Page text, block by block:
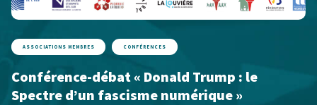
ASSOCIATIONS MEMBRES CONFÉRENCES
Conférence-débat « Donald Trump : le
Spectre d’un fascisme numérique »